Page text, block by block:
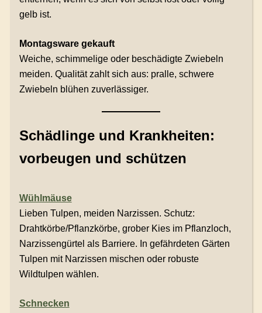
gelb ist.
Montagsware gekauft
Weiche, schimmelige oder beschädigte Zwiebeln
meiden. Qualität zahlt sich aus: pralle, schwere
Zwiebeln blühen zuverlässiger.
Schädlinge und Krankheiten:
vorbeugen und schützen
Wühlmäuse
Lieben Tulpen, meiden Narzissen. Schutz:
Drahtkörbe/Pflanzkörbe, grober Kies im Pflanzloch,
Narzissengürtel als Barriere. In gefährdeten Gärten
Tulpen mit Narzissen mischen oder robuste
Wildtulpen wählen.
Schnecken